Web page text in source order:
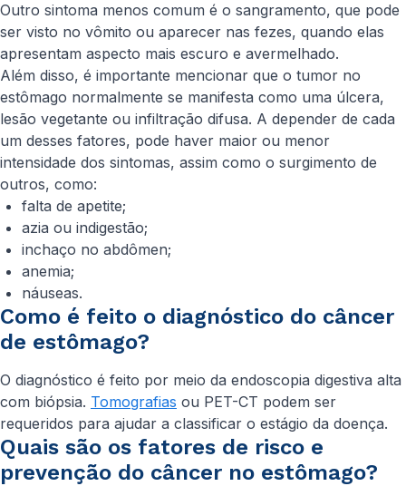
Outro sintoma menos comum é o sangramento, que pode
ser visto no vômito ou aparecer nas fezes, quando elas
apresentam aspecto mais escuro e avermelhado.
Além disso, é importante mencionar que o tumor no
estômago normalmente se manifesta como uma úlcera,
lesão vegetante ou infiltração difusa. A depender de cada
um desses fatores, pode haver maior ou menor
intensidade dos sintomas, assim como o surgimento de
outros, como:
falta de apetite;
azia ou indigestão;
inchaço no abdômen;
anemia;
náuseas.
Como é feito o diagnóstico do câncer
de estômago?
O diagnóstico é feito por meio da endoscopia digestiva alta
com biópsia. Tomografias ou PET-CT podem ser
requeridos para ajudar a classificar o estágio da doença.
Quais são os fatores de risco e
prevenção do câncer no estômago?